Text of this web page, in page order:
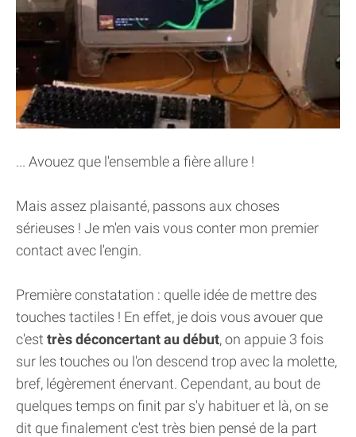
... Avouez que l'ensemble a fière allure !
Mais assez plaisanté, passons aux choses
sérieuses ! Je m'en vais vous conter mon premier
contact avec l'engin.
Première constatation : quelle idée de mettre des
touches tactiles ! En effet, je dois vous avouer que
c'est très déconcertant au début, on appuie 3 fois
sur les touches ou l'on descend trop avec la molette,
bref, légèrement énervant. Cependant, au bout de
quelques temps on finit par s'y habituer et là, on se
dit que finalement c'est très bien pensé de la part